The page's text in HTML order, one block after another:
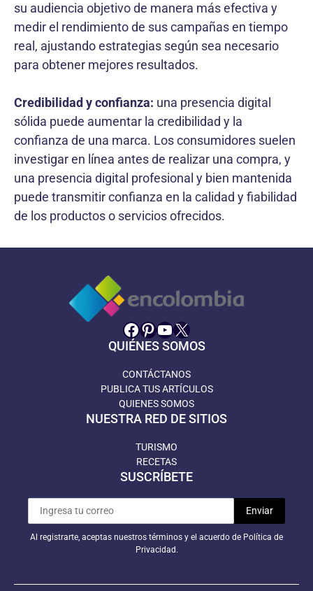
su audiencia objetivo de manera más efectiva y
medir el rendimiento de sus campañas en tiempo
real, ajustando estrategias según sea necesario
para obtener mejores resultados.
Credibilidad y confianza: una presencia digital
sólida puede aumentar la credibilidad y la
confianza de una marca. Los consumidores suelen
investigar en línea antes de realizar una compra, y
una presencia digital profesional y bien mantenida
puede transmitir confianza en la calidad y fiabilidad
de los productos o servicios ofrecidos.
Facebook
Pinterest
YouTube
X
QUIÉNES SOMOS
CONTÁCTANOS
PUBLICA TUS ARTÍCULOS
QUIENES SOMOS
NUESTRA RED DE SITIOS
TURISMO
RECETAS
SUSCRÍBETE
Al registrarte, aceptas nuestros términos y el acuerdo de Política de
Privacidad.